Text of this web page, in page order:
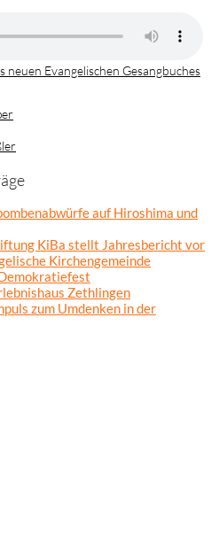
Evangelischen Gesangbuches
auf Hiroshima und
KiBa stellt Jahresbericht vor
Kirchengemeinde
Zethlingen
zum Umdenken in der